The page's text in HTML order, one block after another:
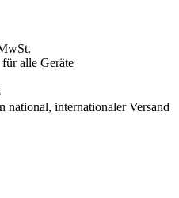
alle Geräte
national, internationaler Versand